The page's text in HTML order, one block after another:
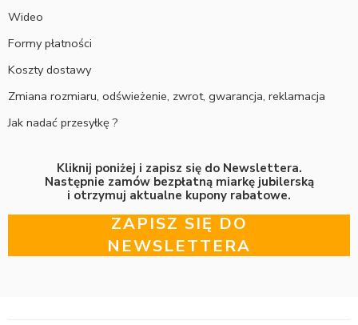
Wideo
Formy płatności
Koszty dostawy
Zmiana rozmiaru, odświeżenie, zwrot, gwarancja, reklamacja
Jak nadać przesyłkę ?
Kliknij poniżej i zapisz się do Newslettera.
Następnie zamów bezpłatną miarkę jubilerską
i otrzymuj aktualne kupony rabatowe.
ZAPISZ SIĘ DO
NEWSLETTERA